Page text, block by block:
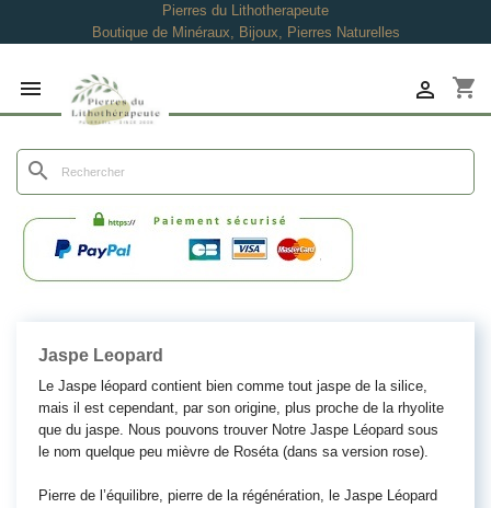
Pierres du Lithotherapeute
Boutique de Minéraux, Bijoux, Pierres Naturelles
 shopping_cart

search
Jaspe Leopard
Le Jaspe léopard contient bien comme tout jaspe de la silice,
mais il est cependant, par son origine, plus proche de la rhyolite
que du jaspe. Nous pouvons trouver Notre Jaspe Léopard sous
le nom quelque peu mièvre de Roséta (dans sa version rose).
Pierre de l’équilibre, pierre de la régénération, le Jaspe Léopard